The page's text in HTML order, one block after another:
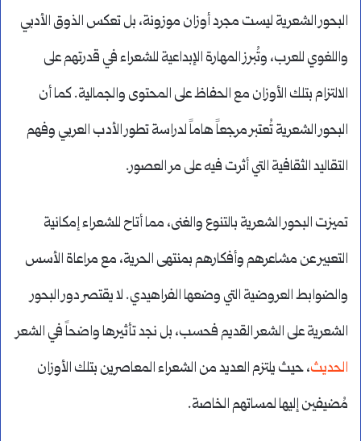
البحور الشعرية ليست مجرد أوزان موزونة، بل تعكس الذوق الأدبي
واللغوي للعرب، وتُبرز المهارة الإبداعية للشعراء في قدرتهم على
الالتزام بتلك الأوزان مع الحفاظ على المحتوى والجمالية. كما أن
البحور الشعرية تُعتبر مرجعاً هاماً لدراسة تطور الأدب العربي وفهم
التقاليد الثقافية التي أثرت فيه على مر العصور.
تميزت البحور الشعرية بالتنوع والغنى، مما أتاح للشعراء إمكانية
التعبير عن مشاعرهم وأفكارهم بمنتهى الحرية، مع مراعاة الأسس
والضوابط العروضية التي وضعها الفراهيدي. لا يقتصر دور البحور
الشعرية على الشعر القديم فحسب، بل نجد تأثيرها واضحاً في الشعر
الحديث، حيث يلتزم العديد من الشعراء المعاصرين بتلك الأوزان
مُضيفين إليها لمساتهم الخاصة.